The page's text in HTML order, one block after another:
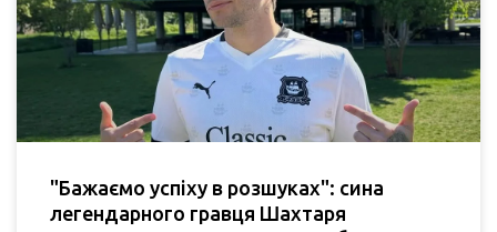
"Бажаємо успіху в розшуках": сина
легендарного гравця Шахтаря